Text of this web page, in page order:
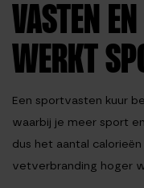
VASTEN
WERKT
Een sportvasten kuur
waarbij je meer sport
dus het aantal
vetverbranding hoger